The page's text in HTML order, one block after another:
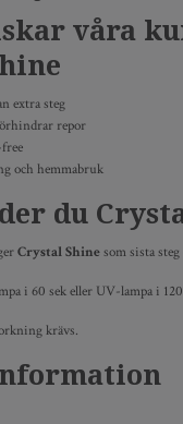
våra
extra steg
repor
och hemmabruk
du
Crystal Shinesom sista
i 60 sek eller UV-lampa i
krävs.